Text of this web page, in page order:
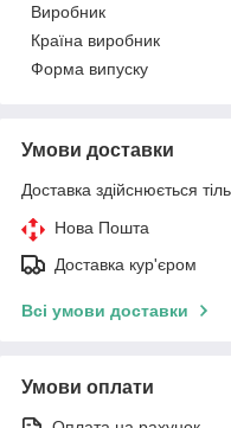
Виробник
Країна виробник
Форма випуску
Умови доставки
Доставка здійснюється
Нова Пошта
Доставка кур'єром
Всі умови доставки
Умови оплати